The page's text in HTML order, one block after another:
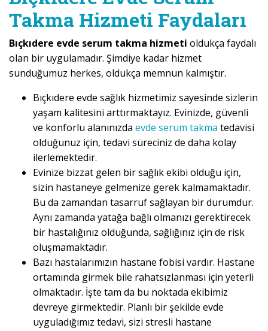
Takma Hizmeti Faydaları
Bıçkıdere evde serum takma hizmeti oldukça faydalı
olan bir uygulamadır. Şimdiye kadar hizmet
sunduğumuz herkes, oldukça memnun kalmıştır.
Bıçkıdere evde sağlık hizmetimiz sayesinde sizlerin
yaşam kalitesini arttırmaktayız. Evinizde, güvenli
ve konforlu alanınızda evde serum takma tedavisi
olduğunuz için, tedavi süreciniz de daha kolay
ilerlemektedir.
Evinize bizzat gelen bir sağlık ekibi olduğu için,
sizin hastaneye gelmenize gerek kalmamaktadır.
Bu da zamandan tasarruf sağlayan bir durumdur.
Aynı zamanda yatağa bağlı olmanızı gerektirecek
bir hastalığınız olduğunda, sağlığınız için de risk
oluşmamaktadır.
Bazı hastalarımızın hastane fobisi vardır. Hastane
ortamında girmek bile rahatsızlanması için yeterli
olmaktadır. İşte tam da bu noktada ekibimiz
devreye girmektedir. Planlı bir şekilde evde
uyguladığımız tedavi, sizi stresli hastane